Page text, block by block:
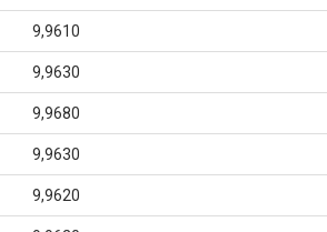
9,9610
9,9630
9,9680
9,9630
9,9620